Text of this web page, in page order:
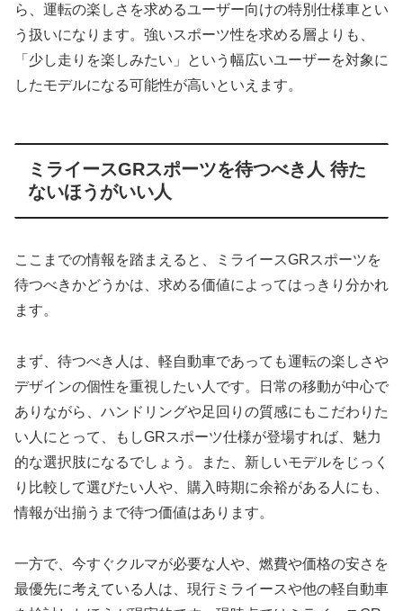
ら、運転の楽しさを求めるユーザー向けの特別仕様車とい
う扱いになります。強いスポーツ性を求める層よりも、
「少し走りを楽しみたい」という幅広いユーザーを対象に
したモデルになる可能性が高いといえます。
ミライースGRスポーツを待つべき人 待た
ないほうがいい人
ここまでの情報を踏まえると、ミライースGRスポーツを
待つべきかどうかは、求める価値によってはっきり分かれ
ます。
まず、待つべき人は、軽自動車であっても運転の楽しさや
デザインの個性を重視したい人です。日常の移動が中心で
ありながら、ハンドリングや足回りの質感にもこだわりた
い人にとって、もしGRスポーツ仕様が登場すれば、魅力
的な選択肢になるでしょう。また、新しいモデルをじっく
り比較して選びたい人や、購入時期に余裕がある人にも、
情報が出揃うまで待つ価値はあります。
一方で、今すぐクルマが必要な人や、燃費や価格の安さを
最優先に考えている人は、現行ミライースや他の軽自動車